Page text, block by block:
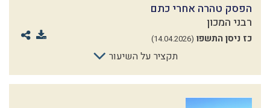
הפסק טהרה אחרי כתם
רבני המכון
כז ניסן התשפו (14.04.2026)
תקציר על השיעור